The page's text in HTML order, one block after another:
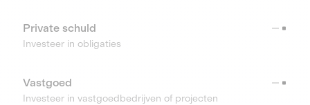
Private schuld
Investeer in obligaties
Vastgoed
Investeer in vastgoedbedrijven of projecten